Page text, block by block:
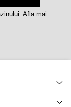
Afla mai